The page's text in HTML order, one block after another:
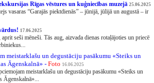
Rīgas vēstures un kuģniecības muzejā 25.06.2025
vasaras “Garajās piektdienās” – jūnijā, jūlijā un augustā – ir
17.06.2025
seši mēneši. Tās aug, aizvada dienas rotaļājoties un priecē
meistarklašu un degustāciju pasākumu «Steiks un
Āgenskalnā» -Foto 16.06.2025
meistarklašu un degustāciju pasākumu «Steiks un
Āgenskalnā»...